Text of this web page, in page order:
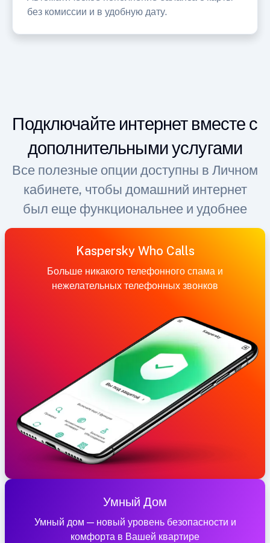
без комиссии и в удобную дату.
Подключайте интернет вместе с
дополнительными услугами
Все полезные опции доступны в Личном
кабинете, чтобы домашний интернет
был еще функциональнее и удобнее
Kaspersky Who Calls
Больше никакого телефонного спама и
нежелательных телефонных звонков
Умный Дом
Умный дом — новый уровень безопасности и
комфорта в Вашей квартире